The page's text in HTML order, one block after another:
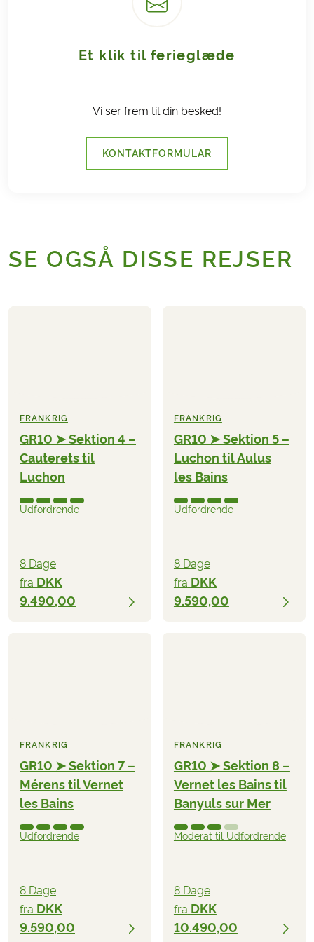
Et klik til ferieglæde
Vi ser frem til din besked!
KONTAKTFORMULAR
SE OGSÅ DISSE REJSER
FRANKRIG
GR10 ➤ Sektion 4 –
Cauterets til
Luchon
Udfordrende
8 Dage
fra DKK
9.490,00
FRANKRIG
GR10 ➤ Sektion 5 –
Luchon til Aulus
les Bains
Udfordrende
8 Dage
fra DKK
9.590,00
FRANKRIG
GR10 ➤ Sektion 7 –
Mérens til Vernet
les Bains
Udfordrende
8 Dage
fra DKK
9.590,00
FRANKRIG
GR10 ➤ Sektion 8 –
Vernet les Bains til
Banyuls sur Mer
Moderat til Udfordrende
8 Dage
fra DKK
10.490,00